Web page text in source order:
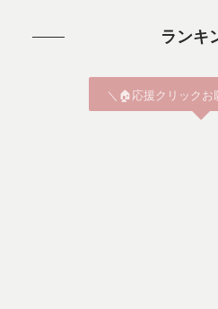
ランキ
＼🏠応援クリックお